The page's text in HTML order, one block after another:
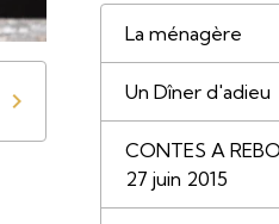
La ménagère
Un Dîner d'adieu
CONTES A
27 juin 2015